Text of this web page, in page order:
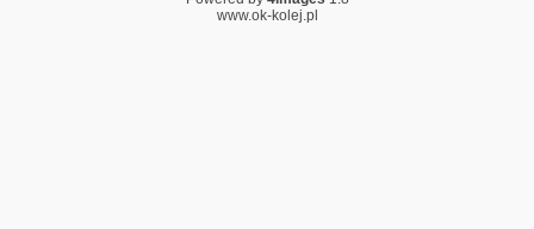
www.ok-kolej.pl